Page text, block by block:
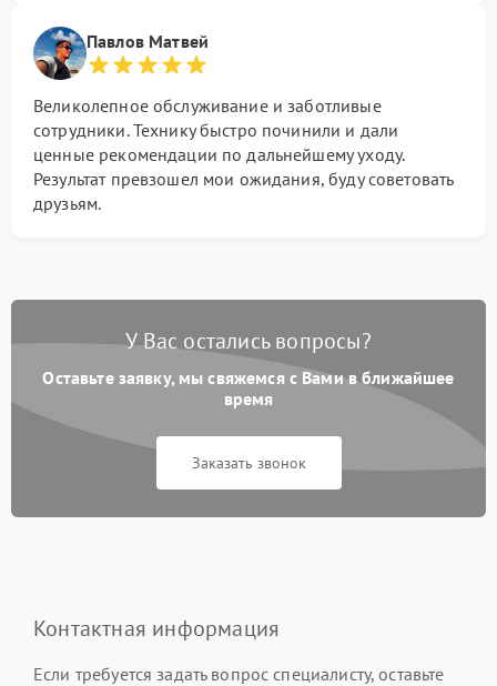
Павлов Матвей
Великолепное обслуживание и заботливые
сотрудники. Технику быстро починили и дали
ценные рекомендации по дальнейшему уходу.
Результат превзошел мои ожидания, буду советовать
друзьям.
У Вас остались вопросы?
Оставьте заявку, мы свяжемся с Вами в ближайшее
время
Заказать звонок
Контактная информация
Если требуется задать вопрос специалисту, оставьте